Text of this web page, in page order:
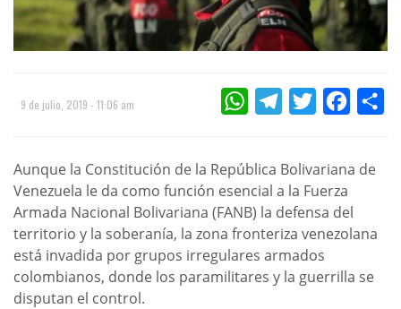
9 de julio, 2019 - 11:06 am WHATSAPPTELEGRAMTWITTER
Aunque la Constitución de la República Bolivariana de
Venezuela le da como función esencial a la Fuerza
Armada Nacional Bolivariana (FANB) la defensa del
territorio y la soberanía, la zona fronteriza venezolana
está invadida por grupos irregulares armados
colombianos, donde los paramilitares y la guerrilla se
disputan el control.